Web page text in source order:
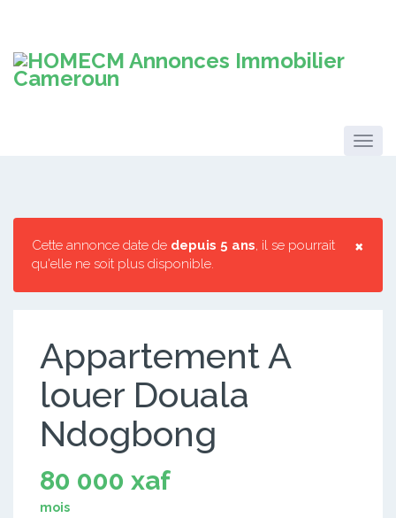
×
Cette annonce date de depuis 5 ans, il se pourrait
qu'elle ne soit plus disponible.
Appartement A
louer Douala
Ndogbong
80 000 xaf
mois